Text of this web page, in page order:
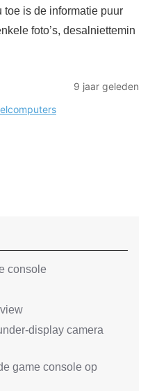
toe is de informatie puur
foto’s, desalniettemin
9 jaar geleden
console
display camera
game console op